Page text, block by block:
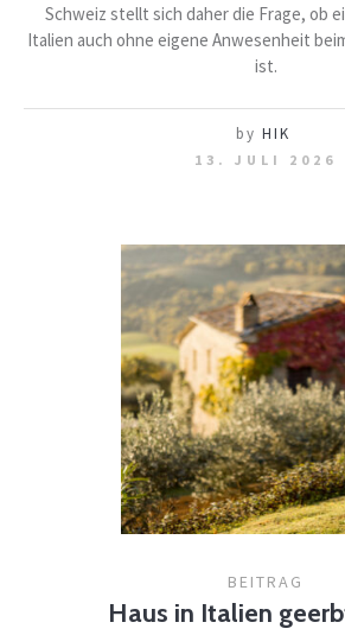
Schweiz stellt sich daher die Frage, ob
Italien auch ohne eigene Anwesenheit
ist.
by HIK
13. JULI 2026
BEITRAG
Haus in Italien